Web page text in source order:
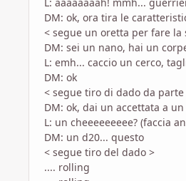
DM: ok, ora tira le
< segue un oretta per fare la
DM: sei un nano, hai un
L: emh... caccio un cerco,
DM: ok
< segue tiro di dado da parte
DM: ok, dai un accettata a
L: un cheeeeeeeee? (faccia
DM: un d20... questo
< segue tiro del dado >
.... rolling